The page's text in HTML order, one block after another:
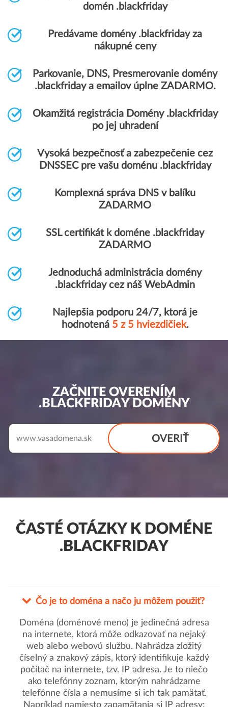
domén .blackfriday
Predávame domény .blackfriday za
nákupné ceny
Parkovanie, DNS, Presmerovanie domény
.blackfriday a emailov úplne ZADARMO.
Okamžitá registrácia Domény .blackfriday
po jej uhradení
Vysoká bezpečnosť a zabezpečenie cez
DNSSEC pre vašu doménu .blackfriday
Komplexná správa DNS v balíku
ZADARMO
SSL certifikát k doméne .blackfriday
ZADARMO
Jednoduchá administrácia domény
.blackfriday cez náš WebAdmin
Najlepšia podporu 24/7, ktorá je
hodnotená 5 z 5 hviezdičiek.
ZAČNITE OVERENÍM
.BLACKFRIDAY DOMÉNY
OVERIŤ
www.
ČASTÉ OTÁZKY K DOMÉNE
.BLACKFRIDAY
Čo je to doména a načo ju môžem použiť?
Doména (doménové meno) je jedinečná adresa
na internete, ktorá môže odkazovať na nejaký
web alebo webovú službu. Nahrádza zložitý
číselný a znakový zápis, ktorý identifikuje každý
počítač na internete, tzv. IP adresa. Je to niečo
ako telefónny zoznam, ktorým nahrádzame
telefónne čísla a nemusíme si ich tak pamätať.
Napríklad namiesto zapamätania si IP adresy: